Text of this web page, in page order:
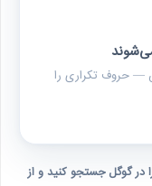
— حروف تکراری را
در گوگل جستجو کنید و از